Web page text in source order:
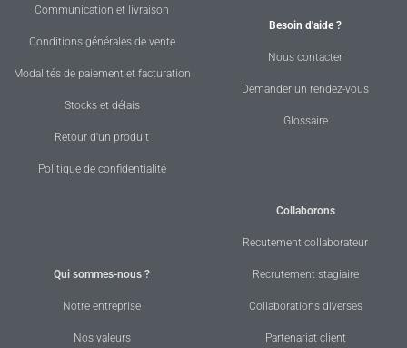
Communication et livraison
Conditions générales de vente
Modalités de paiement et facturation
Stocks et délais
Retour d'un produit
Politique de confidentialité
Besoin d'aide ?
Nous contacter
Demander un rendez-vous
Glossaire
Qui sommes-nous ?
Notre entreprise
Nos valeurs
Collaborons
Recutement collaborateur
Recrutement stagiaire
Collaborations diverses
Partenariat client